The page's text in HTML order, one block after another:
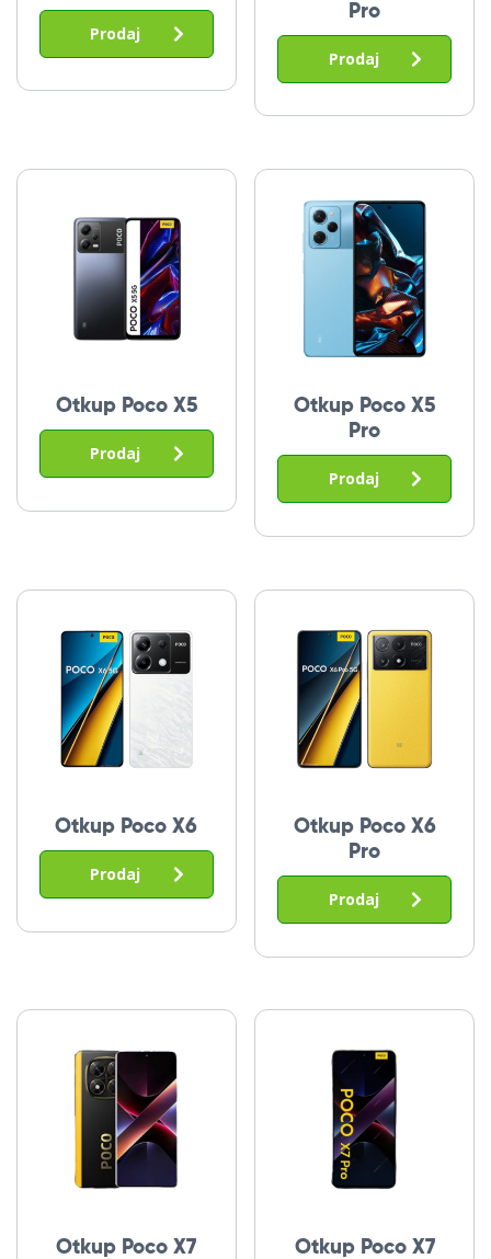
Prodaj
Pro
Prodaj
Otkup Poco X5
Prodaj
Otkup Poco X5
Pro
Prodaj
Otkup Poco X6
Prodaj
Otkup Poco X6
Pro
Prodaj
Otkup Poco X7 Otkup Poco X7